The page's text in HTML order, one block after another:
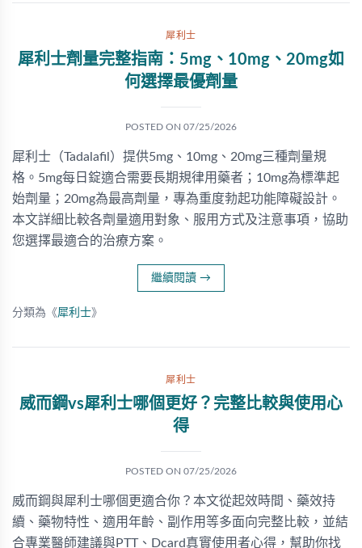
犀利士
犀利士劑量完整指南：5mg、10mg、20mg如
何選擇最優劑量
POSTED ON 07/25/2026
犀利士（Tadalafil）提供5mg、10mg、20mg三種劑量規
格。5mg每日錠適合需要長期規律用藥者；10mg為標準起
始劑量；20mg為最高劑量，專為重度勃起功能障礙設計。
本文詳細比較各劑量適用對象、服用方式及注意事項，協助
您選擇最適合的治療方案。
繼續閱讀 →
分類為《犀利士》
犀利士
威而鋼vs犀利士哪個更好？完整比較與使用心
得
POSTED ON 07/25/2026
威而鋼與犀利士哪個更適合你？本文從起效時間、藥效持
續、藥物特性、適用年齡、副作用等多面向完整比較，並結
合專業醫師建議與PTT、Dcard真實使用者心得，幫助你找